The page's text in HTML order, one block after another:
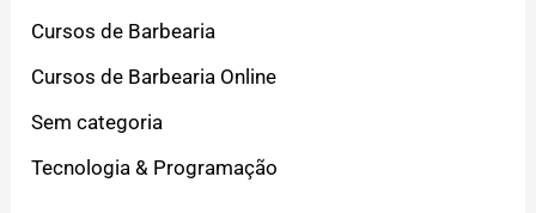
Cursos de Barbearia
Cursos de Barbearia Online
Sem categoria
Tecnologia & Programação